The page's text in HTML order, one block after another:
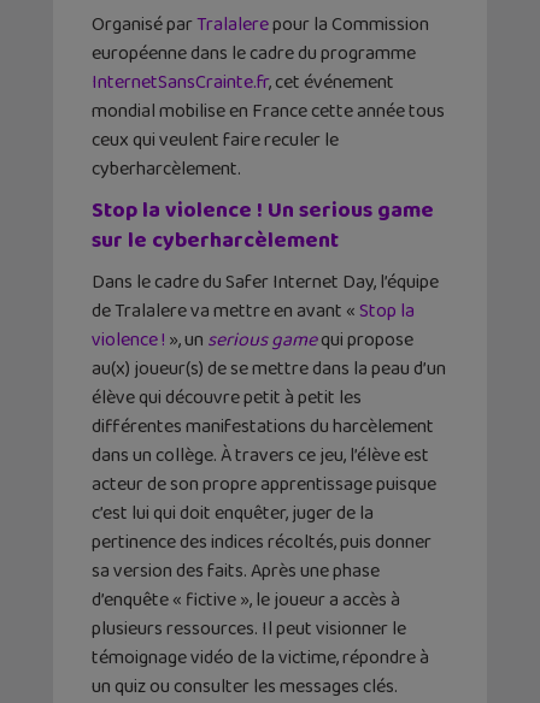
Organisé parTralalerepour la Commission
européenne dans le cadre du programme
InternetSansCrainte.fr, cet événement
mondial mobilise en France cette année tous
ceux qui veulent faire reculer le
cyberharcèlement.
Stop la violence ! Un serious game
sur le cyberharcèlement
Dans le cadre du Safer Internet Day, l’équipe
de Tralalere va mettre en avant «Stop la
violence ! », un serious gamequi propose
au(x) joueur(s) de se mettre dans la peau d’un
élève qui découvre petit à petit les
différentes manifestations du harcèlement
dans un collège. À travers ce jeu, l’élève est
acteur de son propre apprentissage puisque
c’est lui qui doit enquêter, juger de la
pertinence des indices récoltés, puis donner
sa version des faits. Après une phase
d’enquête « fictive », le joueur a accès à
plusieurs ressources. Il peut visionner le
témoignage vidéo de la victime, répondre à
un quiz ou consulter les messages clés.